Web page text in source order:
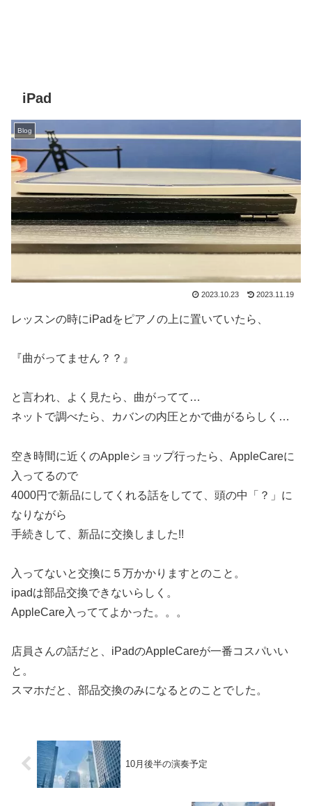
iPad
Blog
2023.10.23 2023.11.19
レッスンの時にiPadをピアノの上に置いていたら、
『曲がってません？？』
と言われ、よく見たら、曲がってて…
ネットで調べたら、カバンの内圧とかで曲がるらしく…
空き時間に近くのAppleショップ行ったら、AppleCareに
入ってるので
4000円で新品にしてくれる話をしてて、頭の中「？」に
なりながら
手続きして、新品に交換しました!!
入ってないと交換に５万かかりますとのこと。
ipadは部品交換できないらしく。
AppleCare入っててよかった。。。
店員さんの話だと、iPadのAppleCareが一番コスパいい
と。
スマホだと、部品交換のみになるとのことでした。
10月後半の演奏予定